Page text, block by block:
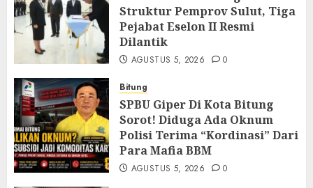
Struktur Pemprov Sulut, Tiga
Pejabat Eselon II Resmi
Dilantik
AGUSTUS 5, 2026 0
Bitung
SPBU Giper Di Kota Bitung
Sorot! Diduga Ada Oknum
Polisi Terima “Kordinasi” Dari
Para Mafia BBM
AGUSTUS 5, 2026 0